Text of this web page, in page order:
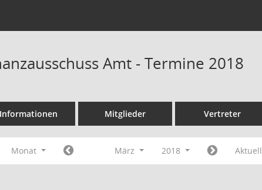
Amt - Termine 2018
Informationen Mitglieder Vertreter
Monat März 2018 Aktuell